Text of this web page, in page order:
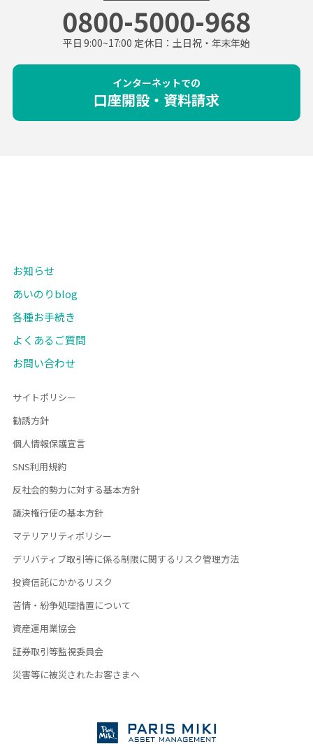
0800-5000-968
平日 9:00~17:00 定休日：土日祝・年末年始
インターネットでの
口座開設・資料請求
お知らせ
あいのりblog
各種お手続き
よくあるご質問
お問い合わせ
サイトポリシー
勧誘方針
個人情報保護宣言
SNS利用規約
反社会的勢力に対する基本方針
議決権行使の基本方針
マテリアリティポリシー
デリバティブ取引等に係る制限に関するリスク管理方法
投資信託にかかるリスク
苦情・紛争処理措置について
資産運用業協会
証券取引等監視委員会
災害等に被災されたお客さまへ